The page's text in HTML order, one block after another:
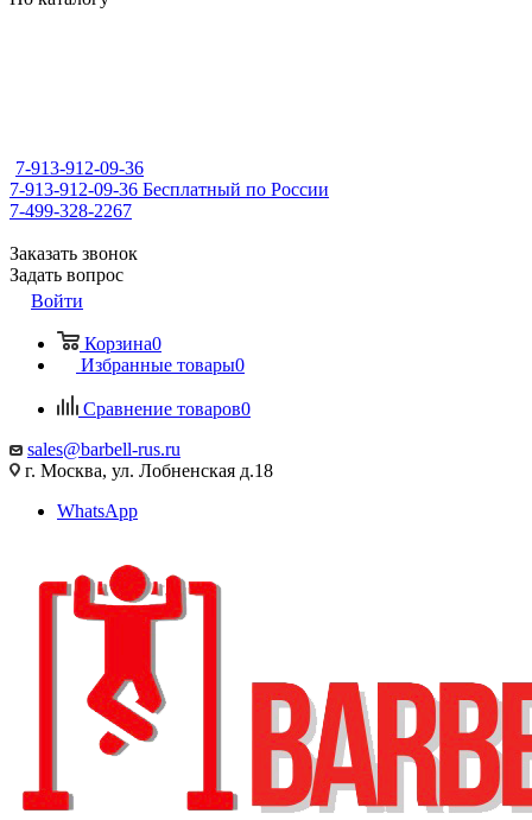
7-913-912-09-36
7-913-912-09-36 Бесплатный по России
7-499-328-2267
Заказать звонок
Задать вопрос
Войти
Корзина0
Избранные товары0
Сравнение товаров0
sales@barbell-rus.ru
г. Москва, ул. Лобненская д.18
WhatsApp